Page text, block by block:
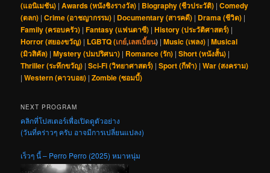
(แอนิเมชัน) |Awards (หนังชิงรางวัล) | Biography (ชีวประวัติ) |Comedy
(ตลก) |Crime (อาชญากรรม) | Documentary (สารคดี) | Drama (ชีวิต) |
Family (ครอบครัว) |Fantasy (แฟนตาซี) |History (ประวัติศาสตร์) |
Horror (สยองขวัญ) | LGBTQ (เกย์,เลสเบี้ยน) |Music (เพลง) |Musical
(มิวสิคัล) |Mystery (ปมปริศนา) | Romance (รัก) |Short (หนังสั้น) |
Thriller (ระทึกขวัญ) |Sci-Fi (วิทยาศาสตร์) |Sport (กีฬา) |War (สงคราม)
|Western (คาวบอย) |Zombie (ซอมบี้)
NEXT PROGRAM
คลิกที่โปสเตอร์เพื่อเปิดดูตัวอย่าง
(วันที่คร่าวๆ ครับ อาจมีการเปลี่ยนแปลง)
เร็วๆ นี้ – Perro Perro (2025) หมาหนุ่ม